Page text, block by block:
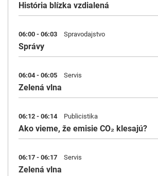
História blízka vzdialená
06:00 - 06:03 Spravodajstvo
Správy
06:04 - 06:05 Servis
Zelená vlna
06:12 - 06:14 Publicistika
Ako vieme, že emisie CO₂ klesajú?
06:17 - 06:17 Servis
Zelená vlna